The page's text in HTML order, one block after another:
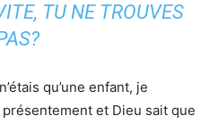
TU NE TROUVES
qu’une enfant, je
présentement et Dieu sait que